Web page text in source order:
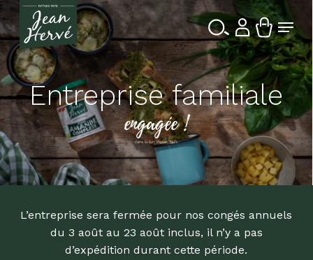
Passer
au
contenu
principalRecherche
de
produits
Menu
Entreprise familiale
engagée !
dans la Bio depuis 1976
L’entreprise sera fermée pour nos congés annuels
du 3 août au 23 août inclus, il n’y a pas
d’expédition durant cette période.
le
menu